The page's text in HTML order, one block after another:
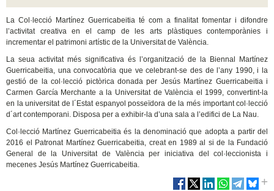
La Col·lecció Martínez Guerricabeitia té com a finalitat fomentar i difondre
l’activitat creativa en el camp de les arts plàstiques contemporànies i
incrementar el patrimoni artístic de la Universitat de València.
La seua activitat més significativa és l’organització de la Biennal Martínez
Guerricabeitia, una convocatòria que ve celebrant-se des de l’any 1990, i la
gestió de la col·lecció pictòrica donada per Jesús Martínez Guerricabeitia i
Carmen García Merchante a la Universitat de València el 1999, convertint-la
en la universitat de l´Estat espanyol posseïdora de la més important col·lecció
d´art contemporani. Disposa per a exhibir-la d’una sala a l’edifici de La Nau.
Col·lecció Martínez Guerricabeitia és la denominació que adopta a partir del
2016 el Patronat Martínez Guerricabeitia, creat en 1989 al si de la Fundació
General de la Universitat de València per iniciativa del col·leccionista i
mecenes Jesús Martínez Guerricabeitia.